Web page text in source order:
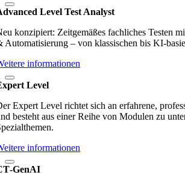
Level Test Analyst
konzipiert: Zeitgemäßes fachliches Testen
Automatisierung – von klassischen bis
informationen
Level
Expert Level richtet sich an erfahrene,
besteht aus einer Reihe von Modulen zu
informationen